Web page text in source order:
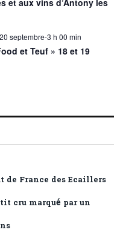
20 septembre-3 h 00 min
et Teuf » 18 et 19
de France des Ecaillers
cru marqué par un